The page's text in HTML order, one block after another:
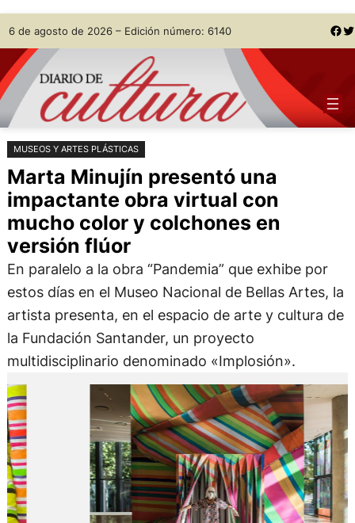
Saltar
al
contenido
Skip
to
content
6 de agosto de 2026 – Edición número: 6140 Facebook Twitter
MUSEOS Y ARTES PLÁSTICAS
Marta Minujín presentó una
impactante obra virtual con
mucho color y colchones en
versión flúor
En paralelo a la obra “Pandemia” que exhibe por
estos días en el Museo Nacional de Bellas Artes, la
artista presenta, en el espacio de arte y cultura de
la Fundación Santander, un proyecto
multidisciplinario denominado «Implosión».